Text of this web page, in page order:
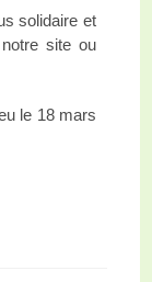
solidaire et
site ou
le 18 mars